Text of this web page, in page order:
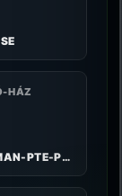
HÁZ
PROHUMAN-PTE-PEAC